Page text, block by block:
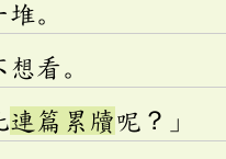
。
看。
連篇累牘呢？」